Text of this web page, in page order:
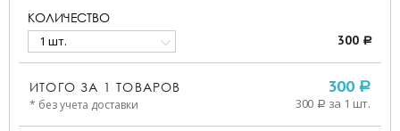
КОЛИЧЕСТВО
1 шт. 300 a
ИТОГО ЗА 1 ТОВАРОВ
* без учета доставки
300 a
300 a за 1 шт.